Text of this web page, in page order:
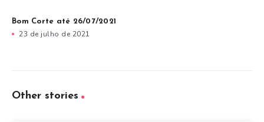
Bom Corte até 26/07/2021
23 de julho de 2021
Other stories